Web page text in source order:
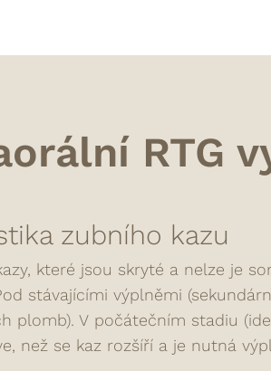
RTG
zubního kazu
které jsou skryté a nelze je
stávajícími výplněmi
plomb). V počátečním stadiu
než se kaz rozšíří a je nutná